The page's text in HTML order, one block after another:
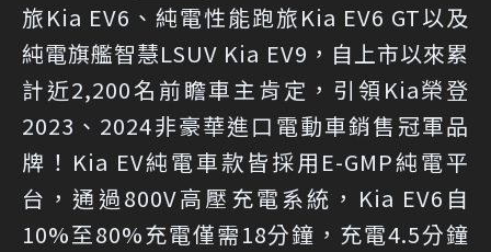
旅Kia EV6、純電性能跑旅Kia EV6 GT以及
純電旗艦智慧LSUV Kia EV9，自上市以來累
計近2,200名前瞻車主肯定，引領Kia榮登
2023、2024非豪華進口電動車銷售冠軍品
牌！Kia EV純電車款皆採用E-GMP純電平
台，通過800V高壓充電系統，Kia EV6自
10%至80%充電僅需18分鐘，充電4.5分鐘